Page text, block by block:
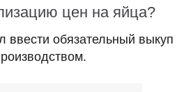
цен на яйца?
ввести обязательный выкуп